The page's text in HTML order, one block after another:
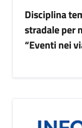
Disciplina
stradale per
“Eventi nei